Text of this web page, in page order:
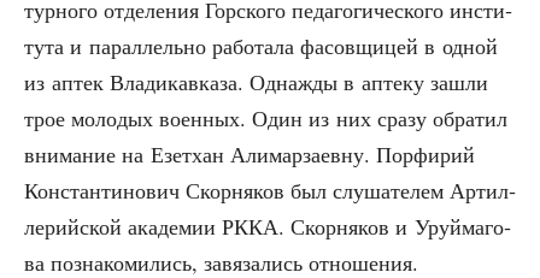
тур­но­го отде­ле­ния Гор­ско­го педа­го­ги­че­ско­го инсти­
ту­та и парал­лель­но рабо­та­ла фасов­щи­цей в одной
из аптек Вла­ди­кав­ка­за. Одна­жды в апте­ку зашли
трое моло­дых воен­ных. Один из них сра­зу обра­тил
вни­ма­ние на Езет­хан Али­мар­за­ев­ну. Пор­фи­рий
Кон­стан­ти­но­вич Скор­ня­ков был слу­ша­те­лем Артил­
ле­рий­ской ака­де­мии РККА. Скор­ня­ков и Уруй­ма­го­
ва позна­ко­ми­лись, завя­за­лись отношения.